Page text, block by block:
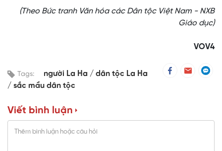
(Theo Bức tranh Văn hóa các Dân tộc Việt Nam - NXB
Giáo dục)
VOV4
Tags: người La Ha
dân tộc La Ha
sắc mầu dân tộc
Viết bình luận